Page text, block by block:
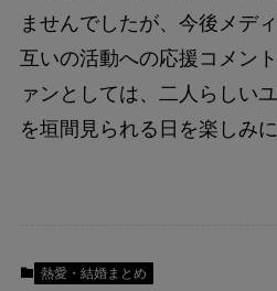
ませんでしたが、今後メデ
互いの活動への応援コメン
ァンとしては、二人らしい
を垣間見られる日を楽しみ
熱愛・結婚まとめ